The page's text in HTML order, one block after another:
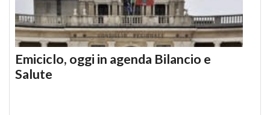
Emiciclo, oggi in agenda Bilancio e
Salute